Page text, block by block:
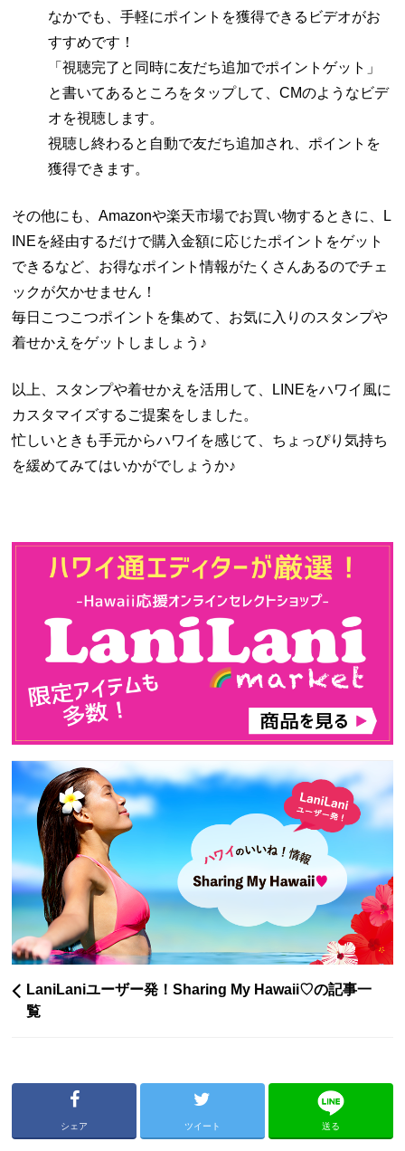
なかでも、手軽にポイントを獲得できるビデオがお
すすめです！
「視聴完了と同時に友だち追加でポイントゲット」
と書いてあるところをタップして、CMのようなビデ
オを視聴します。
視聴し終わると自動で友だち追加され、ポイントを
獲得できます。
その他にも、Amazonや楽天市場でお買い物するときに、L
INEを経由するだけで購入金額に応じたポイントをゲット
できるなど、お得なポイント情報がたくさんあるのでチェ
ックが欠かせません！
毎日こつこつポイントを集めて、お気に入りのスタンプや
着せかえをゲットしましょう♪
以上、スタンプや着せかえを活用して、LINEをハワイ風に
カスタマイズするご提案をしました。
忙しいときも手元からハワイを感じて、ちょっぴり気持ち
を緩めてみてはいかがでしょうか♪
LaniLaniユーザー発！Sharing My Hawaii♡の記事一
覧
シェア ツイート 送る